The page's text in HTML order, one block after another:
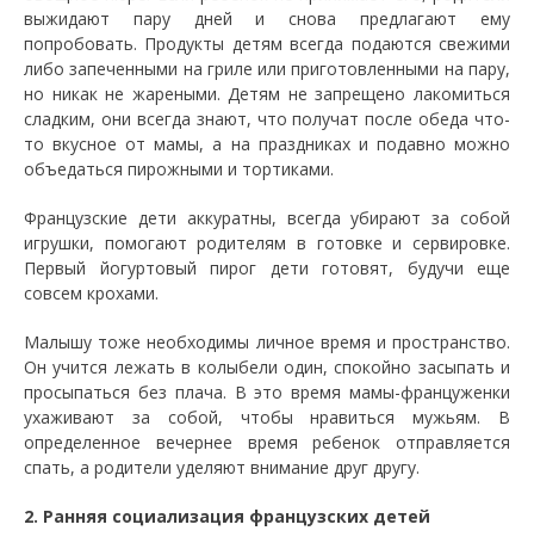
выжидают пару дней и снова предлагают ему
попробовать. Продукты детям всегда подаются свежими
либо запеченными на гриле или приготовленными на пару,
но никак не жареными. Детям не запрещено лакомиться
сладким, они всегда знают, что получат после обеда что-
то вкусное от мамы, а на праздниках и подавно можно
объедаться пирожными и тортиками.
Французские дети аккуратны, всегда убирают за собой
игрушки, помогают родителям в готовке и сервировке.
Первый йогуртовый пирог дети готовят, будучи еще
совсем крохами.
Малышу тоже необходимы личное время и пространство.
Он учится лежать в колыбели один, спокойно засыпать и
просыпаться без плача. В это время мамы-француженки
ухаживают за собой, чтобы нравиться мужьям. В
определенное вечернее время ребенок отправляется
спать, а родители уделяют внимание друг другу.
2. Ранняя социализация французских детей